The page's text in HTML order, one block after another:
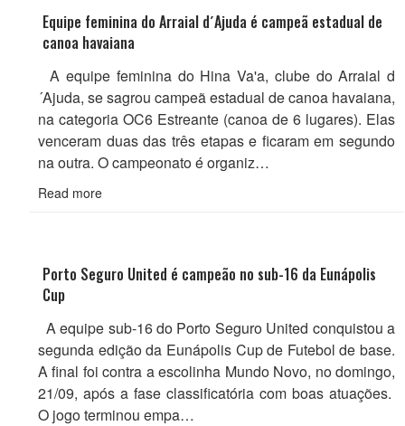
Equipe feminina do Arraial d´Ajuda é campeã estadual de
canoa havaiana
A equipe feminina do Hina Va'a, clube do Arraial d
´Ajuda, se sagrou campeã estadual de canoa havaiana,
na categoria OC6 Estreante (canoa de 6 lugares). Elas
venceram duas das três etapas e ficaram em segundo
na outra. O campeonato é organiz…
Read more
Porto Seguro United é campeão no sub-16 da Eunápolis
Cup
A equipe sub-16 do Porto Seguro United conquistou a
segunda edição da Eunápolis Cup de Futebol de base.
A final foi contra a escolinha Mundo Novo, no domingo,
21/09, após a fase classificatória com boas atuações.
O jogo terminou empa…